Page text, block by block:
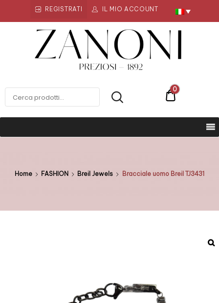
REGISTRATI IL MIO ACCOUNT
ZANONI PREZIOSI €0
0
Home FASHION Breil Jewels Bracciale uomo Breil TJ3431